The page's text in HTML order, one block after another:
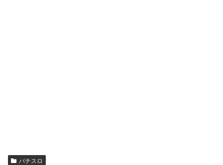
パチスロ